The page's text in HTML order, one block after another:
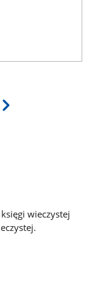
wieczystej